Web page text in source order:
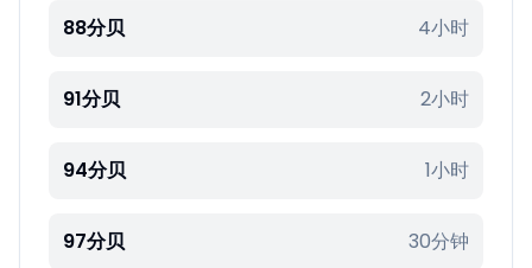
88分贝 4小时
91分贝 2小时
94分贝 1小时
97分贝 30分钟